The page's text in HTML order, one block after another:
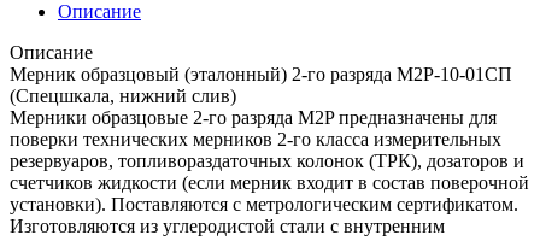
Описание
Описание
Мерник образцовый (эталонный) 2-го разряда М2Р-10-01СП
(Спецшкала, нижний слив)
Мерники образцовые 2-го разряда М2P предназначены для
поверки технических мерников 2-го класса измерительных
резервуаров, топливораздаточных колонок (ТРК), дозаторов и
счетчиков жидкости (если мерник входит в состав поверочной
установки). Поставляются с метрологическим сертификатом.
Изготовляются из углеродистой стали с внутренним